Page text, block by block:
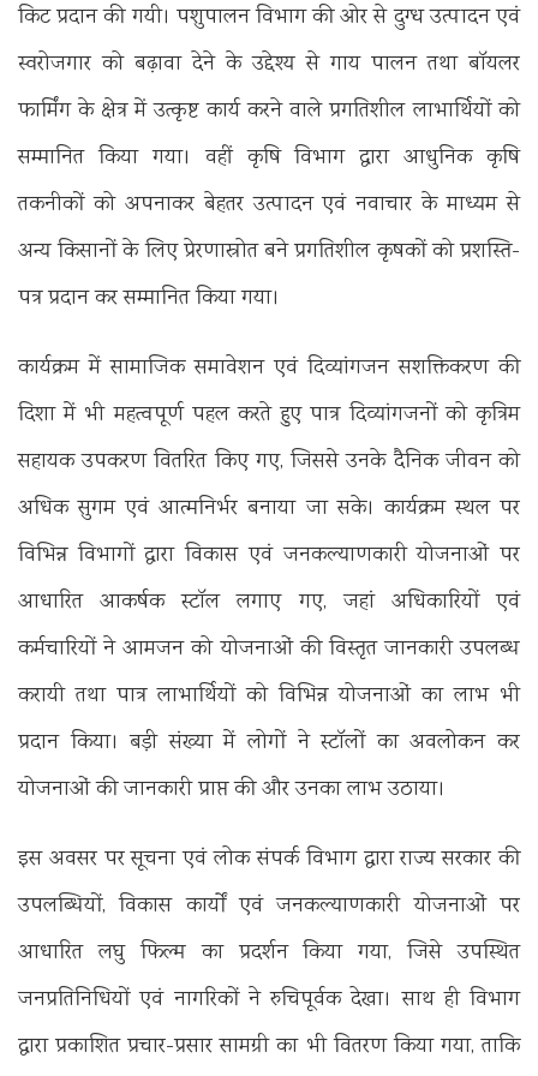
किट प्रदान की गयी। पशुपालन विभाग की ओर से दुग्ध उत्पादन एवं
स्वरोजगार को बढ़ावा देने के उद्देश्य से गाय पालन तथा बॉयलर
फार्मिंग के क्षेत्र में उत्कृष्ट कार्य करने वाले प्रगतिशील लाभार्थियों को
सम्मानित किया गया। वहीं कृषि विभाग द्वारा आधुनिक कृषि
तकनीकों को अपनाकर बेहतर उत्पादन एवं नवाचार के माध्यम से
अन्य किसानों के लिए प्रेरणास्रोत बने प्रगतिशील कृषकों को प्रशस्ति-
पत्र प्रदान कर सम्मानित किया गया।
कार्यक्रम में सामाजिक समावेशन एवं दिव्यांगजन सशक्तिकरण की
दिशा में भी महत्वपूर्ण पहल करते हुए पात्र दिव्यांगजनों को कृत्रिम
सहायक उपकरण वितरित किए गए, जिससे उनके दैनिक जीवन को
अधिक सुगम एवं आत्मनिर्भर बनाया जा सके। कार्यक्रम स्थल पर
विभिन्न विभागों द्वारा विकास एवं जनकल्याणकारी योजनाओं पर
आधारित आकर्षक स्टॉल लगाए गए, जहां अधिकारियों एवं
कर्मचारियों ने आमजन को योजनाओं की विस्तृत जानकारी उपलब्ध
करायी तथा पात्र लाभार्थियों को विभिन्न योजनाओं का लाभ भी
प्रदान किया। बड़ी संख्या में लोगों ने स्टॉलों का अवलोकन कर
योजनाओं की जानकारी प्राप्त की और उनका लाभ उठाया।
इस अवसर पर सूचना एवं लोक संपर्क विभाग द्वारा राज्य सरकार की
उपलब्धियों, विकास कार्यों एवं जनकल्याणकारी योजनाओं पर
आधारित लघु फिल्म का प्रदर्शन किया गया, जिसे उपस्थित
जनप्रतिनिधियों एवं नागरिकों ने रुचिपूर्वक देखा। साथ ही विभाग
द्वारा प्रकाशित प्रचार-प्रसार सामग्री का भी वितरण किया गया, ताकि